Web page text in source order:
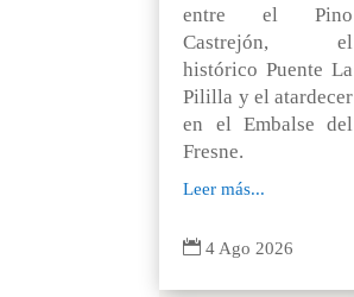
entre el Pino
Castrejón, el
histórico Puente La
Pililla y el atardecer
en el Embalse del
Fresne.
Leer más...
 4 Ago 2026